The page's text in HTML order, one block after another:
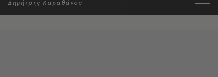
Δημήτρης Καραθάνος